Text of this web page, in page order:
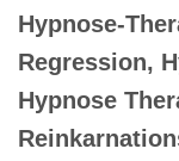
Hypnose-
Regression,
Hypnose